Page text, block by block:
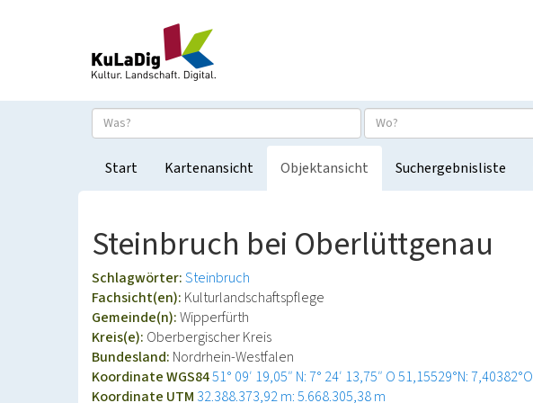
Start Kartenansicht Objektansicht Suchergebnisliste
Steinbruch bei Oberlüttgenau
Schlagwörter:Steinbruch
Fachsicht(en): Kulturlandschaftspflege
Gemeinde(n):Wipperfürth
Kreis(e): Oberbergischer Kreis
Bundesland: Nordrhein-Westfalen
Koordinate WGS8451° 09′ 19,05″ N: 7° 24′ 13,75″ O51,15529°N: 7,40382°O
Koordinate UTM 32.388.373,92 m: 5.668.305,38 m